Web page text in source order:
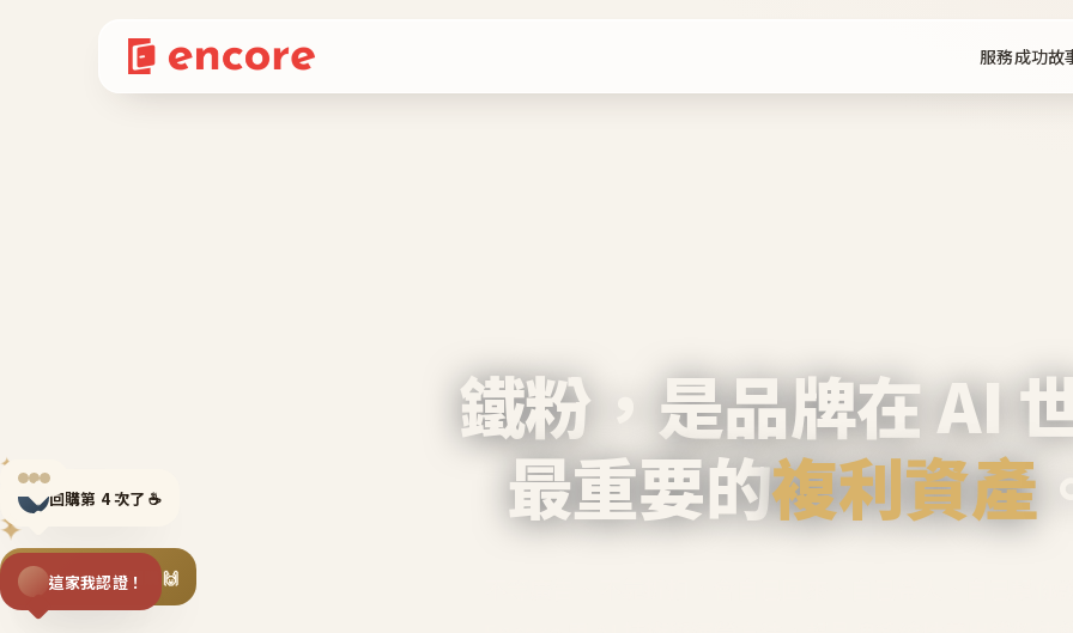
服務成功故
✦
✦
✦
回購第 4 次了 ☕
揪同事一起團購 🙌
這家我認證！
鐵粉，是品牌在 AI
最重要的複利資產